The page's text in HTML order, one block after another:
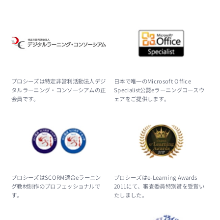
プロシーズは特定非営利活動法人デジ
タルラーニング・コンソーシアムの正
会員です。
日本で唯一のMicrosoft Office
Specialist公認eラーニングコースウ
ェアをご提供します。
プロシーズはSCORM適合eラーニン
グ教材制作のプロフェッショナルで
す。
プロシーズはe-Learning Awards
2011にて、審査委員特別賞を受賞い
たしました。